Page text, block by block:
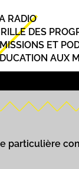
RADIO
DES
ET
AUX
particulière